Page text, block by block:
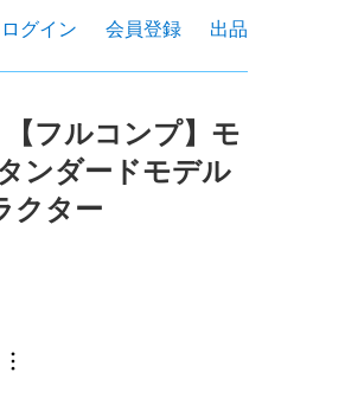
ログイン 会員登録 出品
【フルコンプ】モ
ンダードモデル
クター